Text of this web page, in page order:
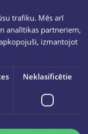
trafiku. Mēs arī
analītikas partneriem,
izmantojot
Neklasificētie